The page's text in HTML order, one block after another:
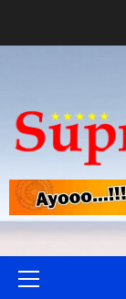
Primary